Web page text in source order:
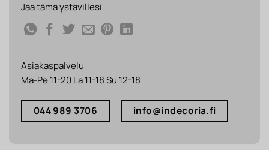
Jaa tämä ystävillesi
Asiakaspalvelu
Ma-Pe 11-20 La 11-18 Su 12-18
044 989 3706 info@indecoria.fi